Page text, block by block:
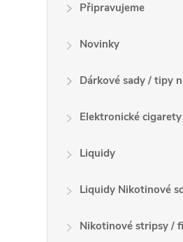
Připravujeme
Novinky
Dárkové sady / tipy
Elektronické cigarety
Liquidy
Liquidy Nikotinové
Nikotinové stripsy /